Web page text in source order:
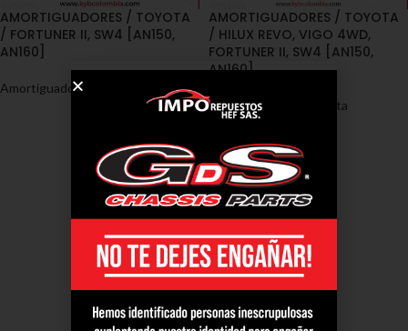
AMORTIGUADORES / TOYOTA
/ FORTUNER II, SW4 [AN150,
AN160]
Amortiguadores
AMORTIGUADORES / TOYOTA
/ HILUX REVO, VIGO 4WD,
FORTUNER II, SW4 [AN150,
AN160]
Amortiguadores Toyota